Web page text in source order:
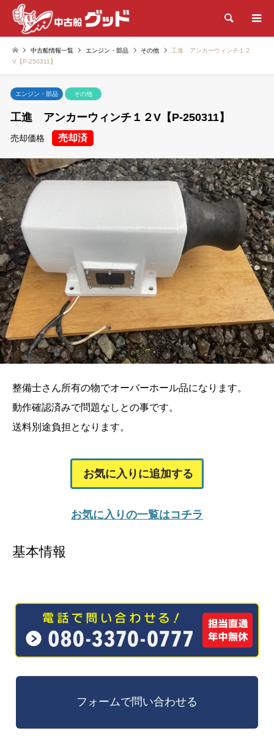
検索
中古船情報一覧 エンジン・部品 その他
工進 アンカーウィンチ１２
V【P-250311】
エンジン・部品 その他
工進 アンカーウィンチ１２V【P-250311】
売却価格 売却済
整備士さん所有の物でオーバーホール品になります。
動作確認済みで問題なしとの事です。
送料別途負担となります。
お気に入りに追加する
お気に入りの一覧はコチラ
基本情報